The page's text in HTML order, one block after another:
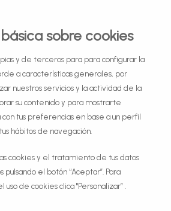
sobre cookies
y de terceros para para configurar la
a características generales, por
nuestros servicios y la actividad de la
su contenido y para mostrarte
tus preferencias en base a un perfil
hábitos de navegación.
cookies y el tratamiento de tus datos
pulsando el botón “Aceptar”. Para
de cookies clica "Personalizar” .